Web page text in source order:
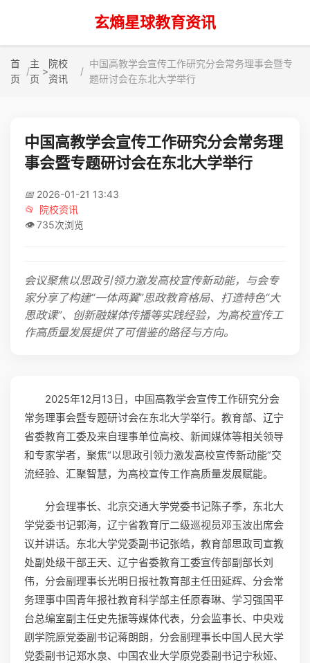
玄熵星球教育资讯
首
页
主
页
>
院校
资讯
中国高教学会宣传工作研究分会常务理事会暨专
题研讨会在东北大学举行
中国高教学会宣传工作研究分会常务理
事会暨专题研讨会在东北大学举行
📅 2026-01-21 13:43
📂
院校资讯
👁️ 735次浏览
会议聚焦以思政引领力激发高校宣传新动能，与会专
家分享了构建“一体两翼”思政教育格局、打造特色“大
思政课”、创新融媒体传播等实践经验，为高校宣传工
作高质量发展提供了可借鉴的路径与方向。
2025年12月13日，中国高教学会宣传工作研究分会
常务理事会暨专题研讨会在东北大学举行。教育部、辽宁
省委教育工委及来自理事单位高校、新闻媒体等相关领导
和专家学者，聚焦“以思政引领力激发高校宣传新动能”交
流经验、汇聚智慧，为高校宣传工作高质量发展赋能。
分会理事长、北京交通大学党委书记陈子季，东北大
学党委书记郭海，辽宁省教育厅二级巡视员邓玉波出席会
议并讲话。东北大学党委副书记张皓，教育部思政司宣教
处副处级干部王天、辽宁省委教育工委宣传部副部长刘
伟，分会副理事长光明日报社教育部主任田延辉、分会常
务理事中国青年报社教育科学部主任原春琳、学习强国平
台总编室副主任史先振等媒体代表，分会监事长、中央戏
剧学院原党委副书记蒋朗朗，分会副理事长中国人民大学
党委副书记郑水泉、中国农业大学原党委副书记宁秋娅、